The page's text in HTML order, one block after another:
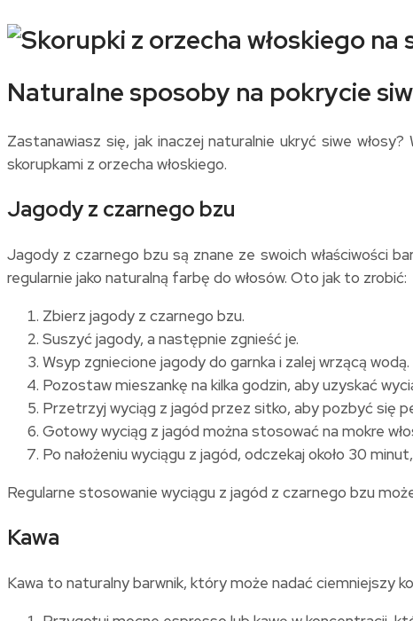
Naturalne sposoby na pokrycie
Zastanawiasz się, jak inaczej naturalnie ukryć siwe
skorupkami z orzecha włoskiego.
Jagody z czarnego bzu
Jagody z czarnego bzu są znane ze swoich właściwości
regularnie jako naturalną farbę do włosów. Oto jak to zrobić:
Zbierz jagody z czarnego bzu.
Suszyć jagody, a następnie zgnieść je.
Wsyp zgniecione jagody do garnka i zalej wrzącą wodą.
Pozostaw mieszankę na kilka godzin, aby uzyskać
Przetrzyj wyciąg z jagód przez sitko, aby pozbyć się
Gotowy wyciąg z jagód można stosować na mokre
Po nałożeniu wyciągu z jagód, odczekaj około 30
Regularne stosowanie wyciągu z jagód z czarnego bzu
Kawa
Kawa to naturalny barwnik, który może nadać ciemniejszy